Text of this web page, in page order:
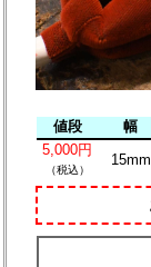
値段 幅
5,000円
（税込）
15mm